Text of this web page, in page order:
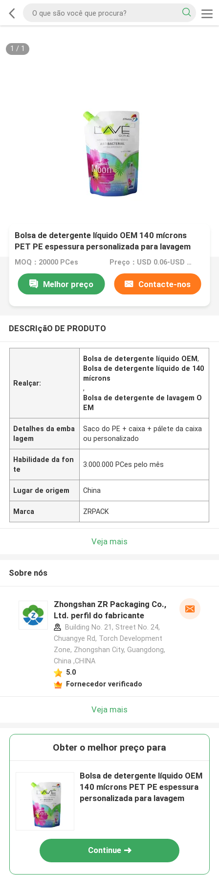
1 / 1
Bolsa de detergente líquido OEM 140 mícrons
PET PE espessura personalizada para lavagem
MOQ：20000 PCes Preço：USD 0.06-USD 0.2
Melhor preço Contacte-nos
DESCRIçãO DE PRODUTO
Realçar:
Bolsa de detergente líquido OEM,
Bolsa de detergente líquido de 140
mícrons
,
Bolsa de detergente de lavagem O
EM
Detalhes da emba
lagem
Saco do PE + caixa + pálete da caixa
ou personalizado
Habilidade da fon
te
3.000.000 PCes pelo mês
Lugar de origem China
Marca ZRPACK
Veja mais
Sobre nós
Zhongshan ZR Packaging Co.,
Ltd. perfil do fabricante
Building No. 21, Street No. 24,
Chuangye Rd, Torch Development
Zone, Zhongshan City, Guangdong,
China ,CHINA
5.0
Fornecedor verificado
Veja mais
Obter o melhor preço para
Bolsa de detergente líquido OEM
140 mícrons PET PE espessura
personalizada para lavagem
Continue